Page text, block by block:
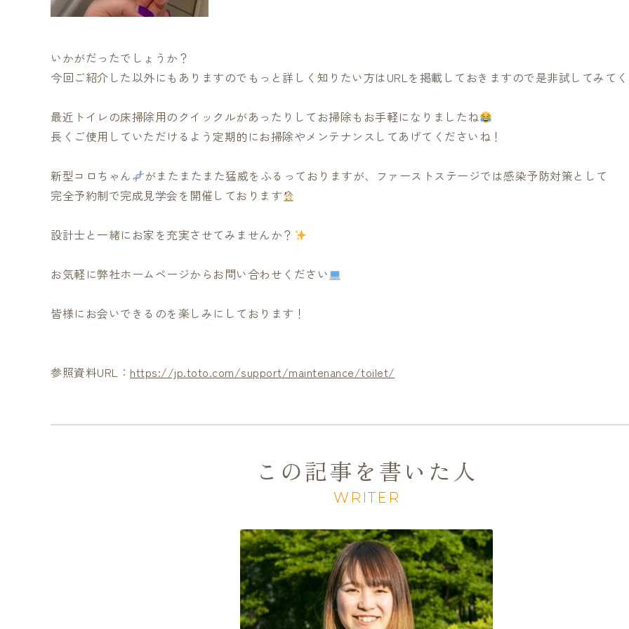
いかがだったでしょうか？
今回ご紹介した以外にもありますのでもっと詳しく知りたい方はURLを掲載しておきますので是非試してみて
最近トイレの床掃除用のクイックルがあったりしてお掃除もお手軽になりましたね
長くご使用していただけるよう定期的にお掃除やメンテナンスしてあげてくださいね！
新型コロちゃん
がまたまたまた猛威をふるっておりますが、ファーストステージでは感染予防対策として
完全予約制で完成見学会を開催しております
設計士と一緒にお家を充実させてみませんか？
お気軽に弊社ホームページからお問い合わせください
皆様にお会いできるのを楽しみにしております！
参照資料URL： https://jp.toto.com/support/maintenance/toilet/
この記事を書いた人
WRITER